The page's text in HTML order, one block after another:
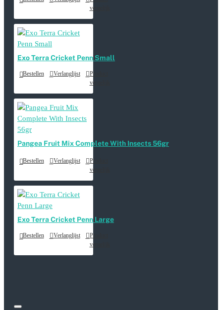
vergelijk
Exo Terra Cricket Penn Small
Bestellen Verlanglijst
Product
vergelijk
Pangea Fruit Mix Complete With Insects 56gr
Bestellen Verlanglijst
Product
vergelijk
Exo Terra Cricket Penn Large
Bestellen Verlanglijst
Product
vergelijk